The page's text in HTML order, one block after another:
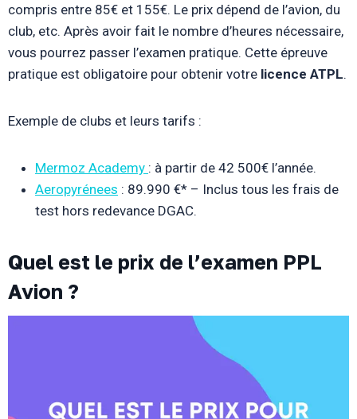
compris entre 85€ et 155€. Le prix dépend de l’avion, du
club, etc. Après avoir fait le nombre d’heures nécessaire,
vous pourrez passer l’examen pratique. Cette épreuve
pratique est obligatoire pour obtenir votre licence ATPL.
Exemple de clubs et leurs tarifs :
Mermoz Academy : à partir de 42 500€ l’année.
Aeropyrénees : 89.990 €* – Inclus tous les frais de
test hors redevance DGAC.
Quel est le prix de l’examen PPL
Avion ?